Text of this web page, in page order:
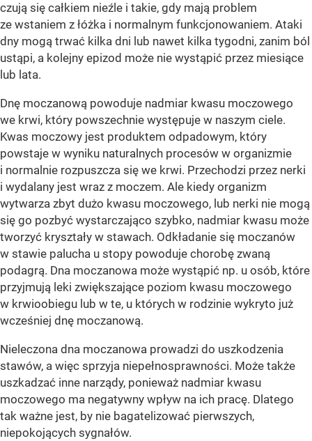
czują się całkiem nieźle i takie, gdy mają problem
ze wstaniem z łóżka i normalnym funkcjonowaniem. Ataki
dny mogą trwać kilka dni lub nawet kilka tygodni, zanim ból
ustąpi, a kolejny epizod może nie wystąpić przez miesiące
lub lata.
Dnę moczanową powoduje nadmiar kwasu moczowego
we krwi, który powszechnie występuje w naszym ciele.
Kwas moczowy jest produktem odpadowym, który
powstaje w wyniku naturalnych procesów w organizmie
i normalnie rozpuszcza się we krwi. Przechodzi przez nerki
i wydalany jest wraz z moczem. Ale kiedy organizm
wytwarza zbyt dużo kwasu moczowego, lub nerki nie mogą
się go pozbyć wystarczająco szybko, nadmiar kwasu może
tworzyć kryształy w stawach. Odkładanie się moczanów
w stawie palucha u stopy powoduje chorobę zwaną
podagrą. Dna moczanowa może wystąpić np. u osób, które
przyjmują leki zwiększające poziom kwasu moczowego
w krwioobiegu lub w te, u których w rodzinie wykryto już
wcześniej dnę moczanową.
Nieleczona dna moczanowa prowadzi do uszkodzenia
stawów, a więc sprzyja niepełnosprawności. Może także
uszkadzać inne narządy, ponieważ nadmiar kwasu
moczowego ma negatywny wpływ na ich pracę. Dlatego
tak ważne jest, by nie bagatelizować pierwszych,
niepokojących sygnałów.